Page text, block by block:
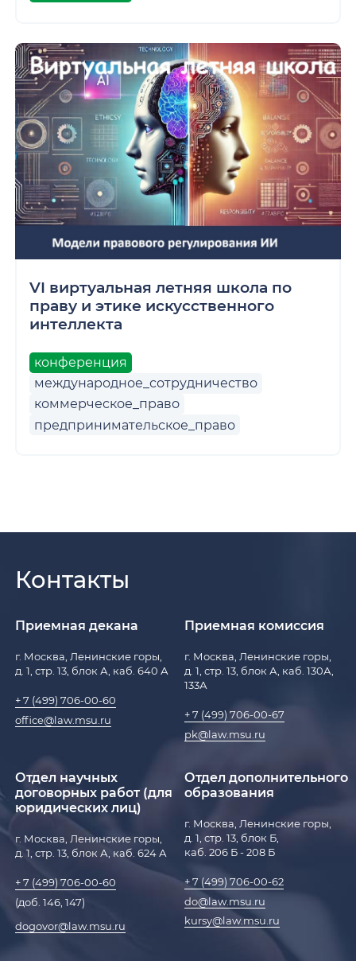
VI виртуальная летняя школа по
праву и этике искусственного
интеллекта
конференция
международное_сотрудничество
коммерческое_право
предпринимательское_право
Контакты
Приемная декана
г. Москва, Ленинские горы,
д. 1, стр. 13, блок А, каб. 640 А
+ 7 (499) 706-00-60
office@law.msu.ru
Приемная комиссия
г. Москва, Ленинские горы,
д. 1, стр. 13, блок А, каб. 130А,
133А
+ 7 (499) 706-00-67
pk@law.msu.ru
Отдел научных
договорных работ (для
юридических лиц)
г. Москва, Ленинские горы,
д. 1, стр. 13, блок А, каб. 624 А
+ 7 (499) 706-00-60
(доб. 146, 147)
dogovor@law.msu.ru
Отдел дополнительного
образования
г. Москва, Ленинские горы,
д. 1, стр. 13, блок Б,
каб. 206 Б - 208 Б
+ 7 (499) 706-00-62
do@law.msu.ru
kursy@law.msu.ru